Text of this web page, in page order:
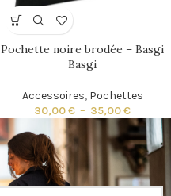
Pochette noire brodée – Basgi
Basgi
Accessoires, Pochettes
30,00€ – 35,00€